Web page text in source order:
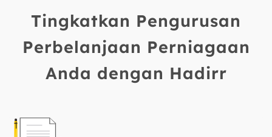
Tingkatkan Pengurusan
Perbelanjaan Perniagaan
Anda dengan Hadirr